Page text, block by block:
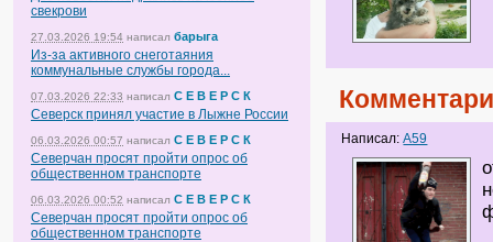
свекрови
27.03.2026 19:54 написал барыга
Из-за активного снеготаяния
коммунальные службы города...
07.03.2026 22:33 написал С Е В Е Р С К
Северск принял участие в Лыжне России
06.03.2026 00:57 написал С Е В Е Р С К
Северчан просят пройти опрос об
общественном транспорте
06.03.2026 00:52 написал С Е В Е Р С К
Северчан просят пройти опрос об
общественном транспорте
Написал:A59